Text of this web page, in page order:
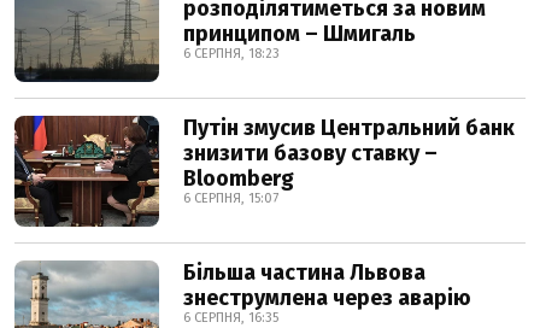
розподілятиметься за новим
принципом – Шмигаль
6 СЕРПНЯ, 18:23
Путін змусив Центральний банк
знизити базову ставку –
Bloomberg
6 СЕРПНЯ, 15:07
Більша частина Львова
знеструмлена через аварію
6 СЕРПНЯ, 16:35